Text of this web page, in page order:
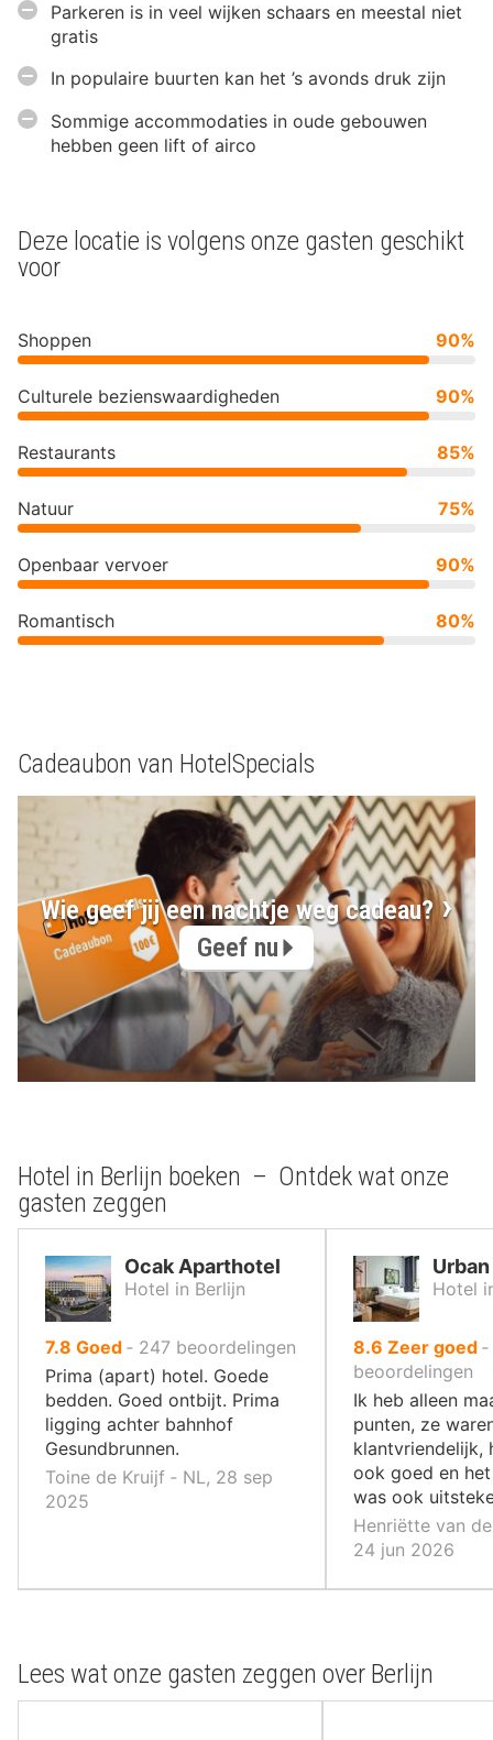
Parkeren is in veel wijken schaars en meestal niet
gratis
In populaire buurten kan het ’s avonds druk zijn
Sommige accommodaties in oude gebouwen
hebben geen lift of airco
Deze locatie is volgens onze gasten geschikt
voor
Shoppen 90%
Culturele bezienswaardigheden 90%
Restaurants 85%
Natuur 75%
Openbaar vervoer 90%
Romantisch 80%
Cadeaubon van HotelSpecials
Wie geef jij een nachtje weg cadeau?
Geef nu
Hotel in Berlijn boeken – Ontdek wat onze
gasten zeggen
Ocak Aparthotel
Hotel in Berlijn
7.8 uit
10
,
Goed ‐ 247 beoordelingen
Prima (apart) hotel. Goede
bedden. Goed ontbijt. Prima
ligging achter bahnhof
Gesundbrunnen.
Toine de Kruijf ‐ NL, 28 sep
2025
Hotel
8.6 uit
10
,
Zeer goed ‐
beoordelingen
Ik heb alleen
punten, ze
klantvriendelijk,
ook goed en
was ook
Henriëtte van
24 jun 2026
Lees wat onze gasten zeggen over Berlijn